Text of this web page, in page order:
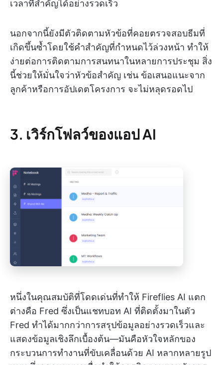
เวลาที่สำคัญได้อย่างรวดเร็ว
นอกจากนี้ยังมีตัวติดตามหัวข้อที่คอยตรวจสอบธีมที่
เกิดขึ้นซ้ำโดยใช้คำสำคัญที่กำหนดไว้ล่วงหน้า ทำให้
ง่ายต่อการติดตามการสนทนาในหลายการประชุม สิ่ง
นี้ช่วยให้มั่นใจว่าหัวข้อสำคัญ เช่น ข้อเสนอแนะจาก
ลูกค้าหรือการอัปเดตโครงการ จะไม่หลุดรอดไป
3. เวิร์กโฟลว์ของแอป AI
หนึ่งในคุณสมบัติที่โดดเด่นที่ทำให้ Fireflies AI แตก
ต่างคือ Fred ซึ่งเป็นแชทบอท AI ที่ติดตั้งมาในตัว
Fred ทำได้มากกว่าการสรุปข้อมูลอย่างรวดเร็วและ
แสดงข้อมูลเชิงลึกเบื้องต้น—มันคือหัวใจหลักของ
กระบวนการทำงานที่ขับเคลื่อนด้วย AI หลากหลายรูป